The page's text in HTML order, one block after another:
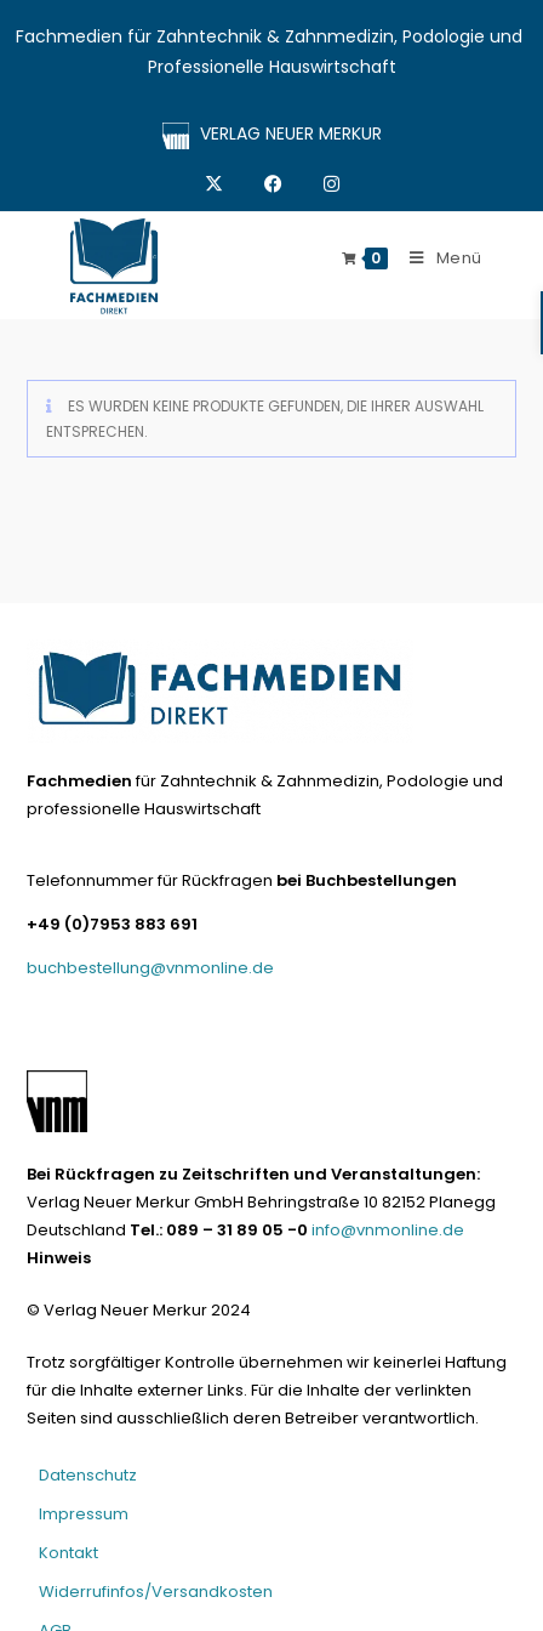
Fachmedien für Zahntechnik & Zahnmedizin, Podologie und
Professionelle Hauswirtschaft
VERLAG NEUER MERKUR
0 Menü
ES WURDEN KEINE PRODUKTE GEFUNDEN, DIE IHRER AUSWAHL
ENTSPRECHEN.
Fachmedienfür Zahntechnik & Zahnmedizin, Podologie und
professionelle Hauswirtschaft
Telefonnummer für Rückfragen bei Buchbestellungen
+49 (0)7953 883 691
buchbestellung@vnmonline.de
Bei Rückfragen zu Zeitschriften und Veranstaltungen:
Verlag Neuer Merkur GmbH Behringstraße 10 82152 Planegg
Deutschland Tel.: 089 – 31 89 05 -0 info@vnmonline.de
Hinweis
© Verlag Neuer Merkur 2024
Trotz sorgfältiger Kontrolle übernehmen wir keinerlei Haftung
für die Inhalte externer Links. Für die Inhalte der verlinkten
Seiten sind ausschließlich deren Betreiber verantwortlich.
Datenschutz
Impressum
Kontakt
Widerrufinfos/Versandkosten